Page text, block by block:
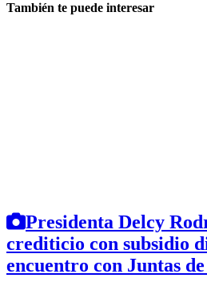
También te puede interesar
Presidenta Delcy
crediticio con subsidio
encuentro con Juntas